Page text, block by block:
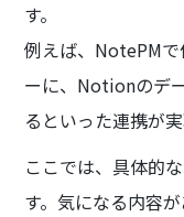
す。
例えば、NotePM
ーに、Notionのデ
るといった連携が実
ここでは、具体的
す。気になる内容